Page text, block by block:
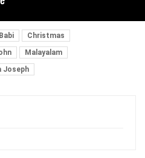
Christmas
Malayalam
Joseph